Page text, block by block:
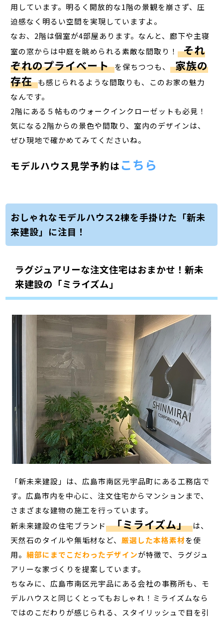
用しています。明るく開放的な1階の景観を崩さず、圧
迫感なく明るい空間を実現していますよ。
なお、2階は個室が4部屋あります。なんと、廊下や主寝
室の窓からは中庭を眺められる素敵な間取り！ それ
ぞれのプライベート を保ちつつも、
家族の
存在 も感じられるような間取りも、このお家の魅力
なんです。
2階にある５帖ものウォークインクローゼットも必見！
気になる2階からの景色や間取り、室内のデザインは、
ぜひ現地で確かめてみてくださいね。
モデルハウス見学予約はこちら
おしゃれなモデルハウス2棟を手掛けた「新未
来建設」に注目！
ラグジュアリーな注文住宅はおまかせ！新未
来建設の「ミライズム」
「新未来建設」は、広島市南区元宇品町にある工務店で
す。広島市内を中心に、注文住宅からマンションまで、
さまざまな建物の施工を行っています。
新未来建設の住宅ブランド 「ミライズム」 は、
天然石のタイルや無垢材など、厳選した本格素材を使
用。細部にまでこだわったデザインが特徴で、ラグジュ
アリーな家づくりを提案しています。
ちなみに、広島市南区元宇品にある会社の事務所も、モ
デルハウスと同じくとってもおしゃれ！ミライズムなら
ではのこだわりが感じられる、スタイリッシュで目を引